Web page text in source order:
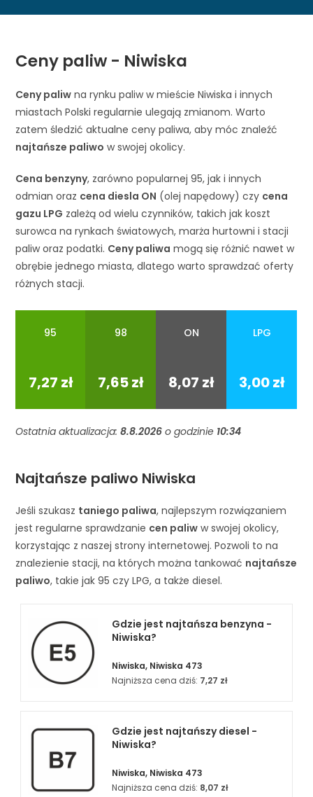
Ceny paliw - Niwiska
Ceny paliw na rynku paliw w mieście Niwiska i innych
miastach Polski regularnie ulegają zmianom. Warto
zatem śledzić aktualne ceny paliwa, aby móc znaleźć
najtańsze paliwo w swojej okolicy.
Cena benzyny, zarówno popularnej 95, jak i innych
odmian oraz cena diesla ON (olej napędowy) czy cena
gazu LPG zależą od wielu czynników, takich jak koszt
surowca na rynkach światowych, marża hurtowni i stacji
paliw oraz podatki. Ceny paliwa mogą się różnić nawet w
obrębie jednego miasta, dlatego warto sprawdzać oferty
różnych stacji.
95 98 ON LPG
7,27 zł 7,65 zł 8,07 zł 3,00 zł
Ostatnia aktualizacja:8.8.2026 o godzinie 10:34
Najtańsze paliwo Niwiska
Jeśli szukasz taniego paliwa, najlepszym rozwiązaniem
jest regularne sprawdzanie cen paliw w swojej okolicy,
korzystając z naszej strony internetowej. Pozwoli to na
znalezienie stacji, na których można tankować najtańsze
paliwo, takie jak 95 czy LPG, a także diesel.
Gdzie jest najtańsza benzyna -
Niwiska?
Niwiska, Niwiska 473
Najniższa cena dziś: 7,27 zł
Gdzie jest najtańszy diesel -
Niwiska?
Niwiska, Niwiska 473
Najniższa cena dziś: 8,07 zł